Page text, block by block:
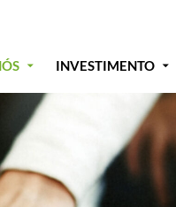
INVESTIMENTO